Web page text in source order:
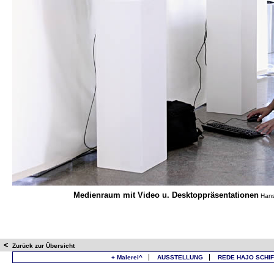
Medienraum mit Video u. Desktoppräsentationen
< Zurück zur Übersicht
+ Malerei^
AUSSTELLUNG REDE HAJO